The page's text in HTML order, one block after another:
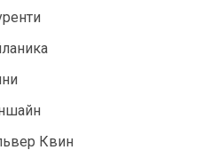
Квин